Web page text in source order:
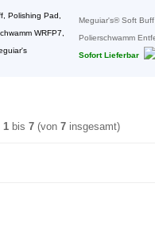
Meguiar's® Soft
Polierschwamm
Sofort Lieferbar
1 bis 7 (von 7 insgesamt)